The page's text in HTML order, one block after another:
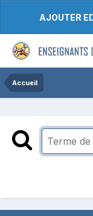
AJOUTER
Accueil